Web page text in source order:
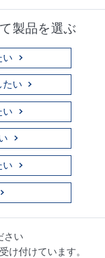
製品を選ぶ
い
たい
い
い
さい
け付けています。